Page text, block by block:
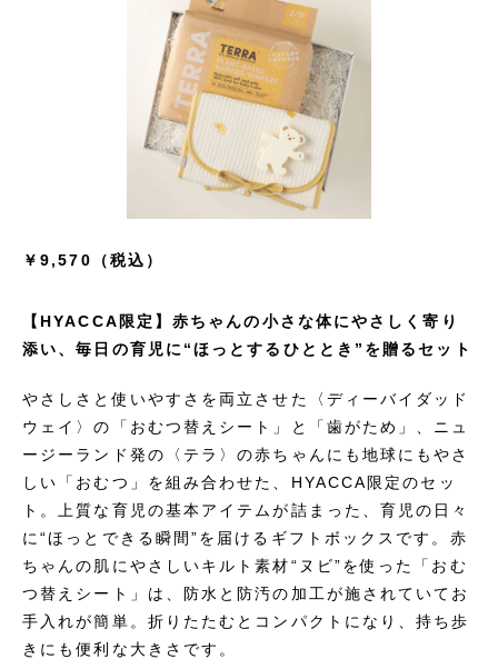
￥9,570（税込）
【HYACCA限定】赤ちゃんの小さな体にやさしく寄り
添い、毎日の育児に“ほっとするひととき”を贈るセット
やさしさと使いやすさを両立させた〈ディーバイダッド
ウェイ〉の「おむつ替えシート」と「歯がため」、ニュ
ージーランド発の〈テラ〉の赤ちゃんにも地球にもやさ
しい「おむつ」を組み合わせた、HYACCA限定のセッ
ト。上質な育児の基本アイテムが詰まった、育児の日々
に“ほっとできる瞬間”を届けるギフトボックスです。赤
ちゃんの肌にやさしいキルト素材“ヌビ”を使った「おむ
つ替えシート」は、防水と防汚の加工が施されていてお
手入れが簡単。折りたたむとコンパクトになり、持ち歩
きにも便利な大きさです。